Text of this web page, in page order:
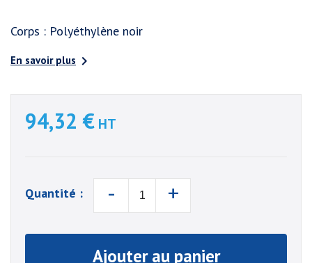
Corps : Polyéthylène noir
En savoir plus 
94,32 € HT
Quantité : - +
Ajouter au panier